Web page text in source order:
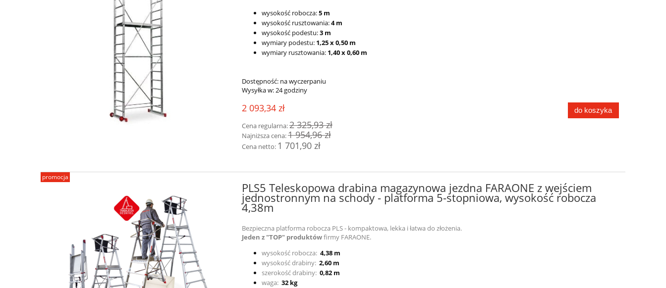
wysokość robocza:5 m
wysokość rusztowania:4 m
wysokość podestu:3 m
wymiary podestu: 1,25 x 0,50 m
wymiary rusztowania: 1,40 x 0,60 m
Dostępność: na wyczerpaniu
Wysyłka w:24 godziny
2 093,34 zł
Cena regularna:2 325,93 zł
Najniższa cena:1 954,96 zł
Cena netto: 1 701,90 zł
do koszyka
PLS5 Teleskopowa drabina magazynowa jezdna FARAONE z wejściem
jednostronnym na schody - platforma 5-stopniowa, wysokość robocza
4,38m
Bezpieczna platforma robocza PLS - kompaktowa, lekka i łatwa do złożenia.
Jeden z "TOP" produktówfirmy FARAONE.
wysokość robocza: 4,38 m
wysokość drabiny: 2,60 m
szerokość drabiny: 0,82 m
waga: 32 kg
promocja